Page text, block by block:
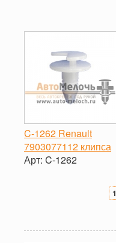
C-1262 Renault
7903077112 клипса
Арт: C-1262
1